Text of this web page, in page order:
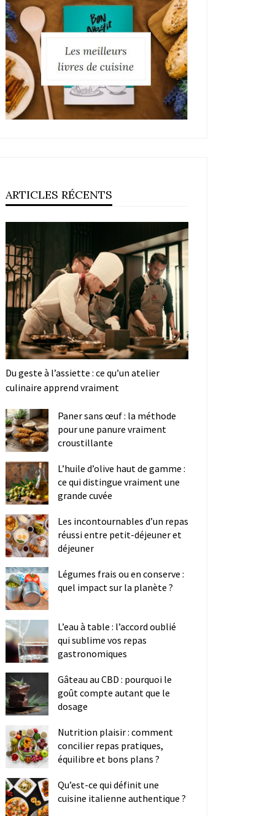
ARTICLES RÉCENTS
Du geste à l’assiette : ce qu’un atelier
culinaire apprend vraiment
Paner sans œuf : la méthode
pour une panure vraiment
croustillante
L’huile d’olive haut de gamme :
ce qui distingue vraiment une
grande cuvée
Les incontournables d’un repas
réussi entre petit-déjeuner et
déjeuner
Légumes frais ou en conserve :
quel impact sur la planète ?
L’eau à table : l’accord oublié
qui sublime vos repas
gastronomiques
Gâteau au CBD : pourquoi le
goût compte autant que le
dosage
Nutrition plaisir : comment
concilier repas pratiques,
équilibre et bons plans ?
Qu’est-ce qui définit une
cuisine italienne authentique ?